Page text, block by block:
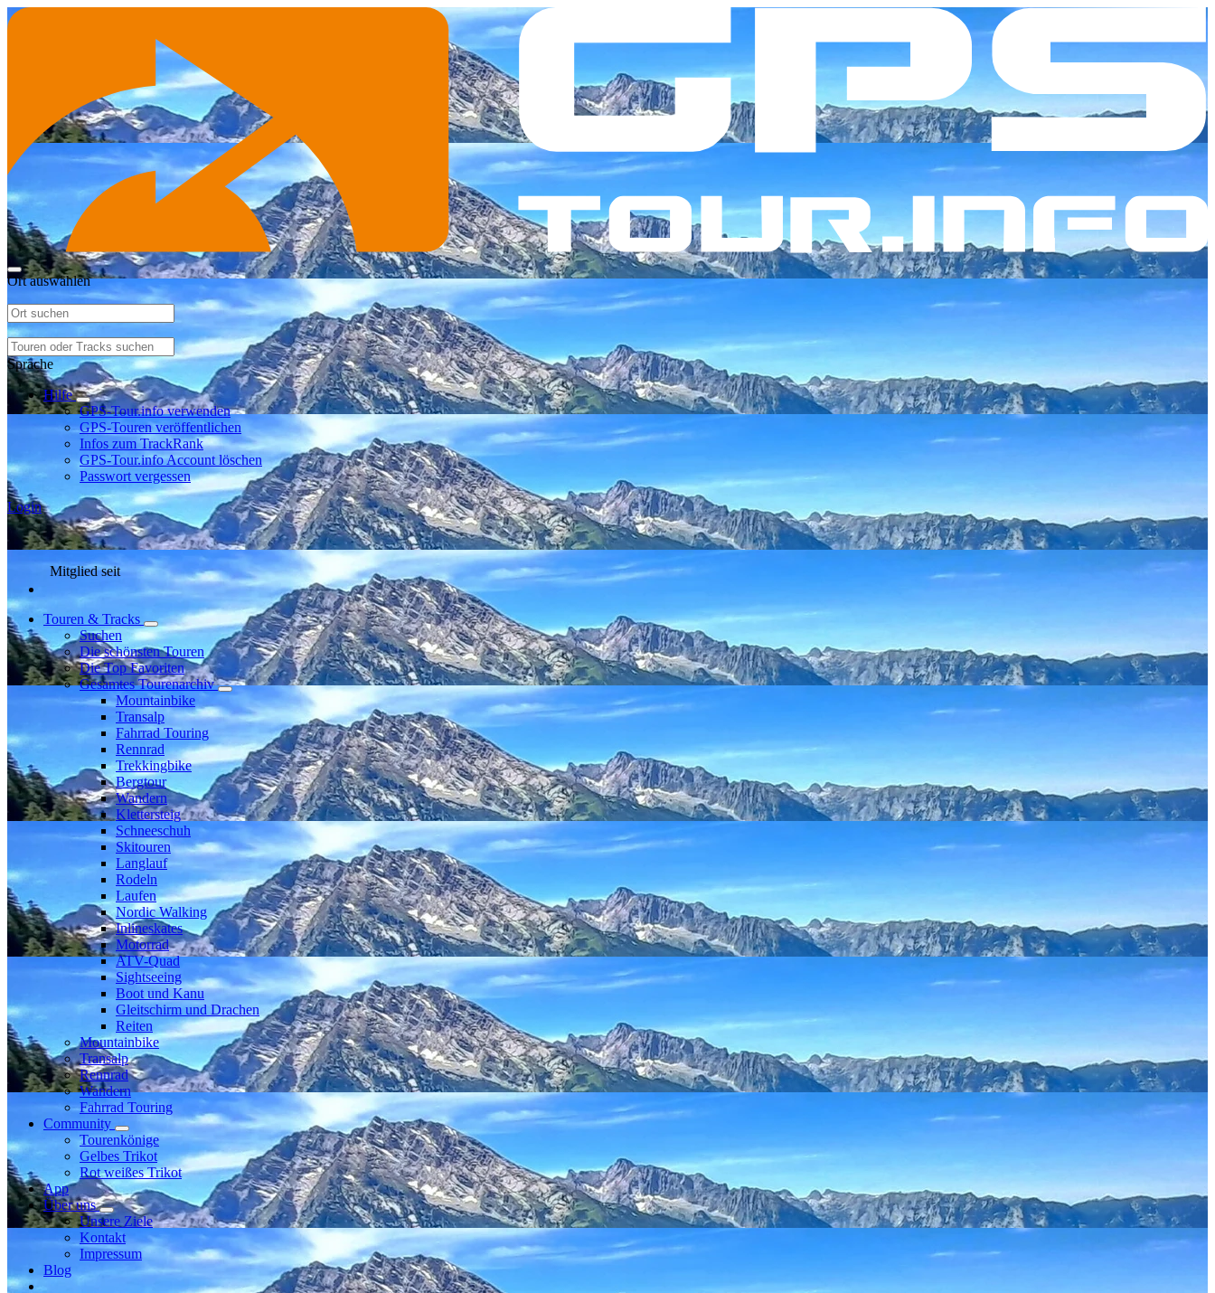
Ort auswählen
Sprache
Hilfe
GPS-Tour.info verwenden
GPS-Touren veröffentlichen
Infos zum TrackRank
GPS-Tour.info Account löschen
Passwort vergessen
Login
Mitglied seit
Touren & Tracks
Suchen
Die schönsten Touren
Die Top Favoriten
Gesamtes Tourenarchiv
Mountainbike
Transalp
Fahrrad Touring
Rennrad
Trekkingbike
Bergtour
Wandern
Klettersteig
Schneeschuh
Skitouren
Langlauf
Rodeln
Laufen
Nordic Walking
Inlineskates
Motorrad
ATV-Quad
Sightseeing
Boot und Kanu
Gleitschirm und Drachen
Reiten
Mountainbike
Transalp
Rennrad
Wandern
Fahrrad Touring
Community
Tourenkönige
Gelbes Trikot
Rot weißes Trikot
App
Über uns
Unsere Ziele
Kontakt
Impressum
Blog